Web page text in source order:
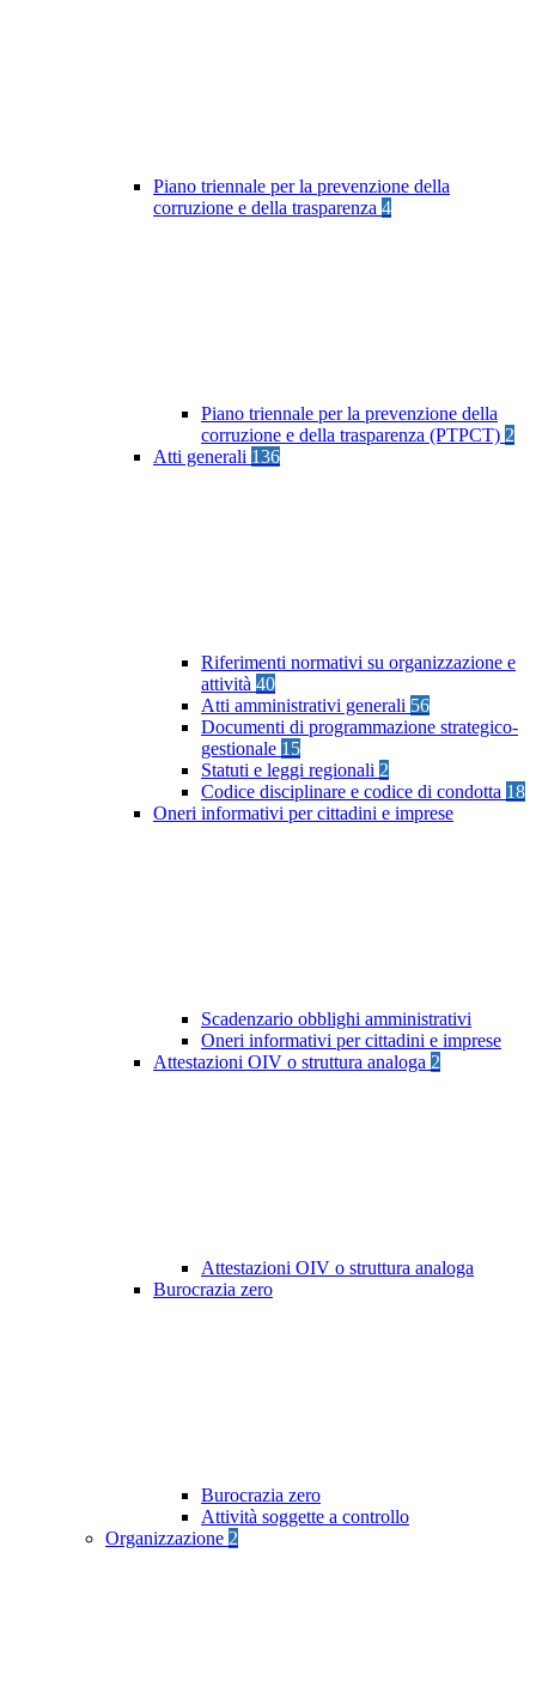
Piano triennale per la prevenzione della
corruzione e della trasparenza 4
Piano triennale per la prevenzione della
corruzione e della trasparenza (PTPCT) 2
Atti generali 136
Riferimenti normativi su organizzazione e
attività 40
Atti amministrativi generali 56
Documenti di programmazione strategico-
gestionale 15
Statuti e leggi regionali 2
Codice disciplinare e codice di condotta 18
Oneri informativi per cittadini e imprese
Scadenzario obblighi amministrativi
Oneri informativi per cittadini e imprese
Attestazioni OIV o struttura analoga 2
Attestazioni OIV o struttura analoga
Burocrazia zero
Burocrazia zero
Attività soggette a controllo
Organizzazione 2